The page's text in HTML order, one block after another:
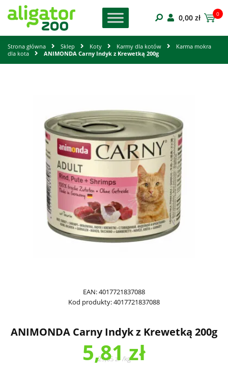
0,00 zł 0
Strona główna Sklep Koty Karmy dla kotów
Karma mokra
dla kota
ANIMONDA Carny Indyk z Krewetką 200g
EAN:4017721837088
Kod produkty:4017721837088
ANIMONDA Carny Indyk z Krewetką 200g
5,81zł
29,05zł /kg